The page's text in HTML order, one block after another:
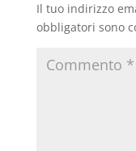
Il tuo indirizzo
obbligatori sono